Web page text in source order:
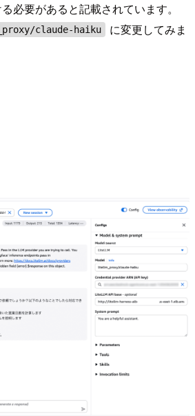
必要があると記載されています。
claude-haiku
に変更してみま